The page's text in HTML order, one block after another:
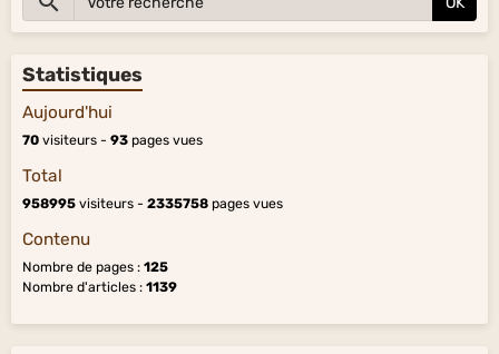
Statistiques
Aujourd'hui
70 visiteurs - 93 pages vues
Total
958995 visiteurs - 2335758 pages vues
Contenu
Nombre de pages : 125
Nombre d'articles : 1139